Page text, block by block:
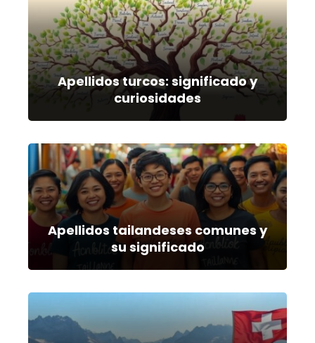
Apellidos turcos: significado y
curiosidades
Apellidos tailandeses comunes y
su significado